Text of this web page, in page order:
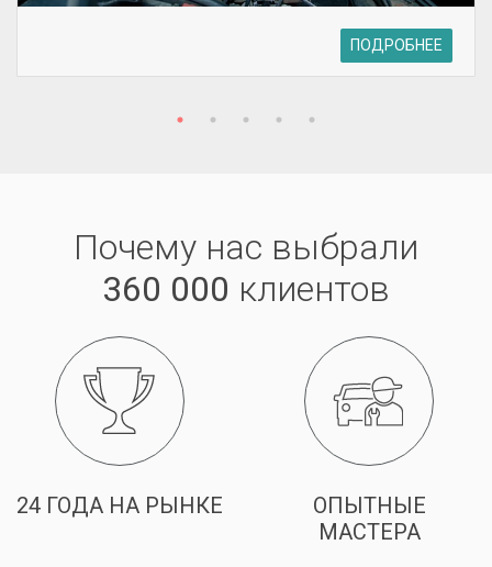
ПОДРОБНЕЕ
Почему нас выбрали
360 000 клиентов
24 ГОДА НА РЫНКЕ
ОПЫТНЫЕ
МАСТЕРА